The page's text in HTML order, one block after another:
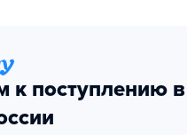
к поступлению